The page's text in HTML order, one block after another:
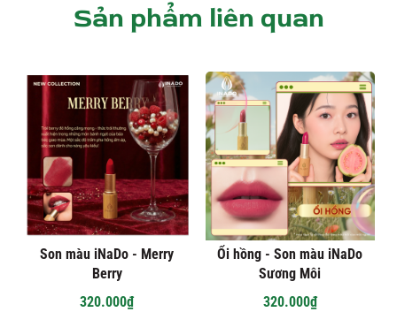
Sản phẩm liên quan
Son màu iNaDo - Merry
Berry
320.000₫
Ổi hồng - Son màu iNaDo
Sương Môi
320.000₫